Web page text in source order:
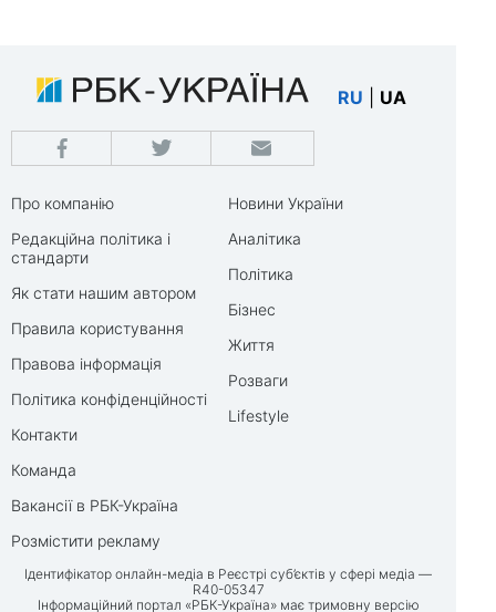
RU UA
Про компанію
Редакційна політика і
стандарти
Як стати нашим автором
Правила користування
Правова інформація
Політика конфіденційності
Контакти
Команда
Вакансії в РБК-Україна
Розмістити рекламу
Новини України
Аналітика
Політика
Бізнес
Життя
Розваги
Lifestyle
Ідентифікатор онлайн-медіа в Реєстрі суб’єктів у сфері медіа —
R40-05347
Інформаційний портал «РБК-Україна» має тримовну версію